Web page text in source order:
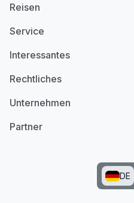
Reisen
Service
Interessantes
Rechtliches
Unternehmen
Partner
DE